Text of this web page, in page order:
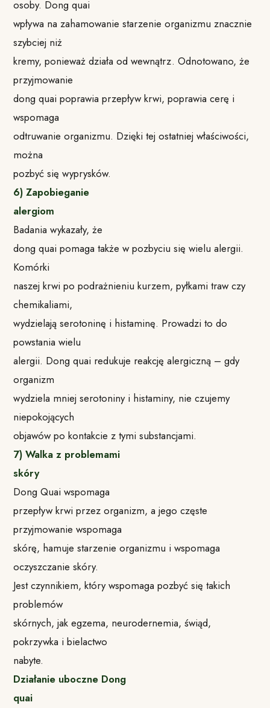
osoby. Dong quai
wpływa na zahamowanie starzenie organizmu znacznie
szybciej niż
kremy, ponieważ działa od wewnątrz. Odnotowano, że
przyjmowanie
dong quai poprawia przepływ krwi, poprawia cerę i
wspomaga
odtruwanie organizmu. Dzięki tej ostatniej właściwości,
można
pozbyć się wyprysków.
6) Zapobieganie
alergiom
Badania wykazały, że
dong quai pomaga także w pozbyciu się wielu alergii.
Komórki
naszej krwi po podrażnieniu kurzem, pyłkami traw czy
chemikaliami,
wydzielają serotoninę i histaminę. Prowadzi to do
powstania wielu
alergii. Dong quai redukuje reakcję alergiczną – gdy
organizm
wydziela mniej serotoniny i histaminy, nie czujemy
niepokojących
objawów po kontakcie z tymi substancjami.
7) Walka z problemami
skóry
Dong Quai wspomaga
przepływ krwi przez organizm, a jego częste
przyjmowanie wspomaga
skórę, hamuje starzenie organizmu i wspomaga
oczyszczanie skóry.
Jest czynnikiem, który wspomaga pozbyć się takich
problemów
skórnych, jak egzema, neurodernemia, świąd,
pokrzywka i bielactwo
nabyte.
Działanie uboczne Dong
quai